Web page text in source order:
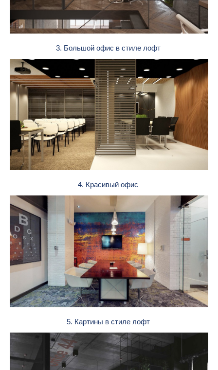
3. Большой офис в стиле лофт
4. Красивый офис
5. Картины в стиле лофт